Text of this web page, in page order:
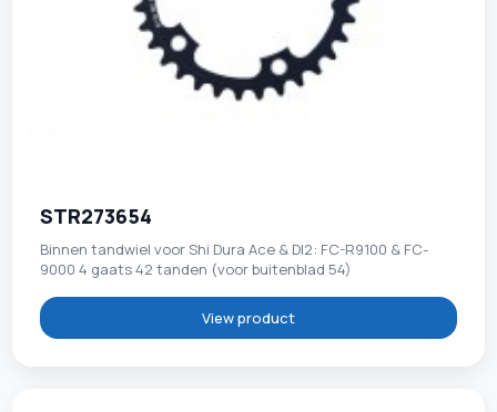
STR273654
Binnen tandwiel voor Shi Dura Ace & DI2: FC-R9100 & FC-
9000 4 gaats 42 tanden (voor buitenblad 54)
View product